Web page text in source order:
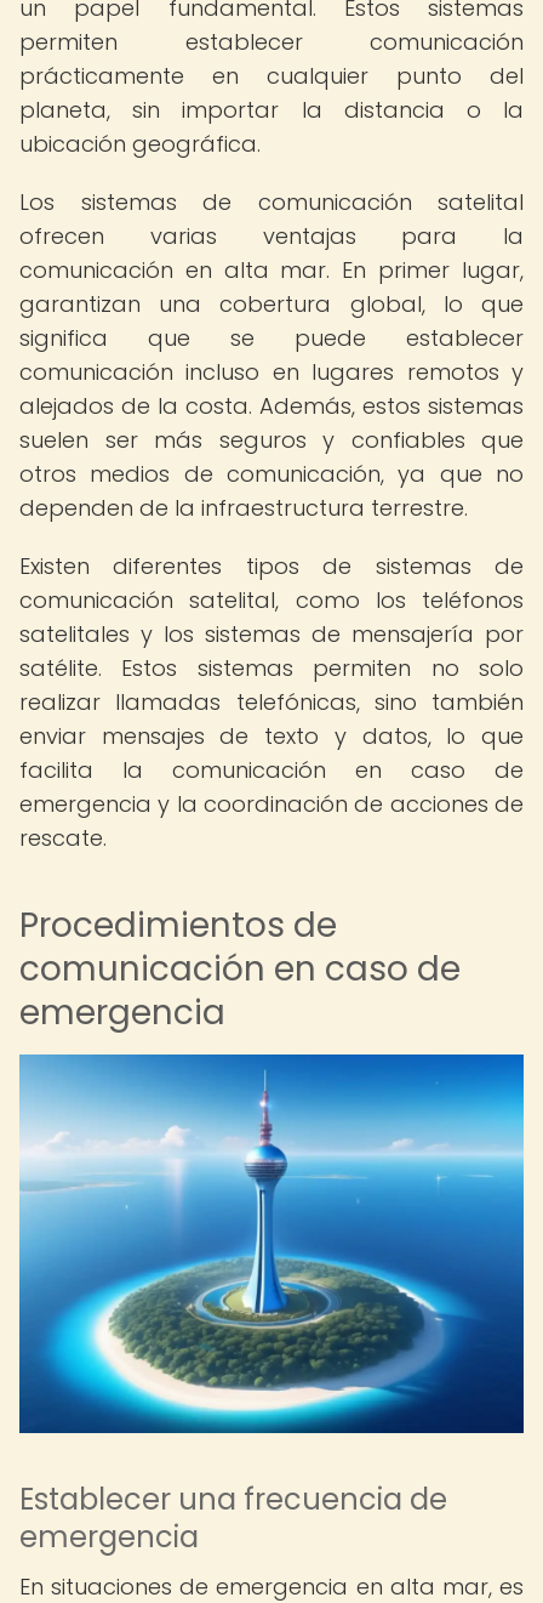
un papel fundamental. Estos sistemas
permiten establecer comunicación
prácticamente en cualquier punto del
planeta, sin importar la distancia o la
ubicación geográfica.
Los sistemas de comunicación satelital
ofrecen varias ventajas para la
comunicación en alta mar. En primer lugar,
garantizan una cobertura global, lo que
significa que se puede establecer
comunicación incluso en lugares remotos y
alejados de la costa. Además, estos sistemas
suelen ser más seguros y confiables que
otros medios de comunicación, ya que no
dependen de la infraestructura terrestre.
Existen diferentes tipos de sistemas de
comunicación satelital, como los teléfonos
satelitales y los sistemas de mensajería por
satélite. Estos sistemas permiten no solo
realizar llamadas telefónicas, sino también
enviar mensajes de texto y datos, lo que
facilita la comunicación en caso de
emergencia y la coordinación de acciones de
rescate.
Procedimientos de
comunicación en caso de
emergencia
Establecer una frecuencia de
emergencia
En situaciones de emergencia en alta mar, es